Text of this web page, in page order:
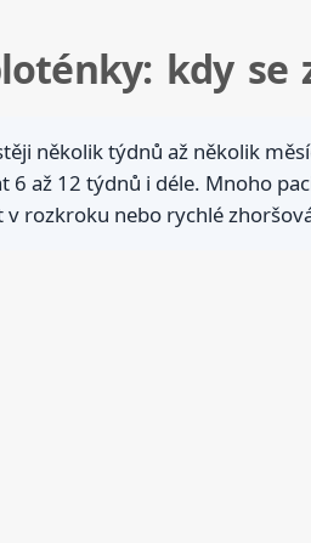
kdy se
několik týdnů až několik
6 až 12 týdnů i déle. Mnoho
rozkroku nebo rychlé